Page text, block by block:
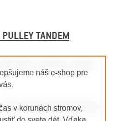
náš e-shop pre
v korunách stromov,
TANDEM
RUKAVICE